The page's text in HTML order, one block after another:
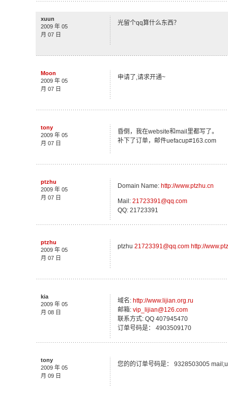
xuun
2009 年 05
月 07 日
光留个qq算什么东西？
Moon
2009 年 05
月 07 日
申请了,请求开通~
tony
2009 年 05
月 07 日
昏倒，我在website和mail里都写了。
补下了订单，邮件uefacup#163.com
ptzhu
2009 年 05
月 07 日
Domain Name: http://www.ptzhu.cn
Mail:21723391@qq.com
QQ: 21723391
ptzhu
2009 年 05
月 07 日
ptzhu21723391@qq.com http://
kia
2009 年 05
月 08 日
域名: http://www.lijian.org.ru
邮箱:vip_lijian@126.com
联系方式: QQ 407945470
订单号码是： 4903509170
tony
2009 年 05
月 09 日
您的的订单号码是： 9328503005